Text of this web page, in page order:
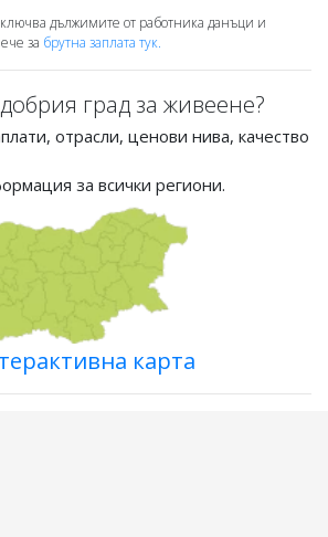
дължимите от работника данъци и
за брутна заплата тук.
град за живеене?
отрасли, ценови нива, качество
за всички региони.
карта